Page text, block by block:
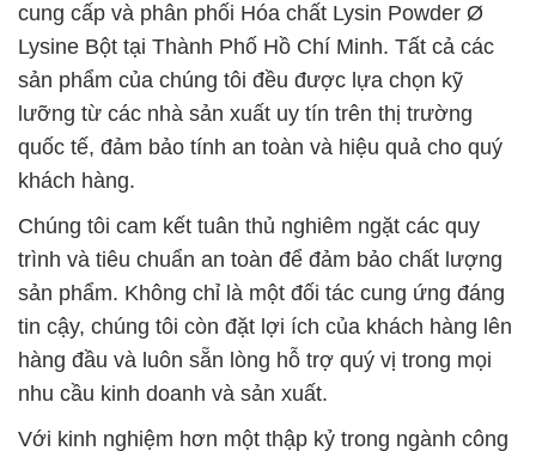
cung cấp và phân phối Hóa chất Lysin Powder Ø
Lysine Bột tại Thành Phố Hồ Chí Minh. Tất cả các
sản phẩm của chúng tôi đều được lựa chọn kỹ
lưỡng từ các nhà sản xuất uy tín trên thị trường
quốc tế, đảm bảo tính an toàn và hiệu quả cho quý
khách hàng.
Chúng tôi cam kết tuân thủ nghiêm ngặt các quy
trình và tiêu chuẩn an toàn để đảm bảo chất lượng
sản phẩm. Không chỉ là một đối tác cung ứng đáng
tin cậy, chúng tôi còn đặt lợi ích của khách hàng lên
hàng đầu và luôn sẵn lòng hỗ trợ quý vị trong mọi
nhu cầu kinh doanh và sản xuất.
Với kinh nghiệm hơn một thập kỷ trong ngành công